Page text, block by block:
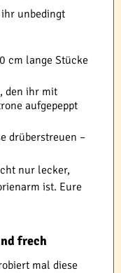
ihr unbedingt
cm lange Stücke
den ihr mit
aufgepeppt
drüberstreuen –
nur lecker,
ist. Eure
frech
mal diese